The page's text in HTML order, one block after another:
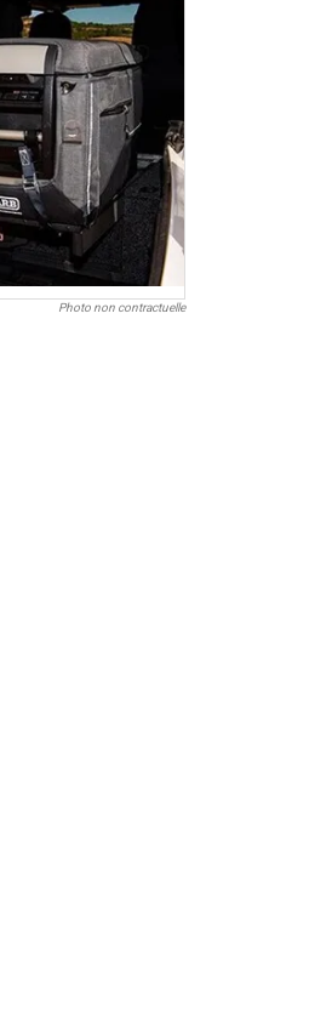
Photo non contractuelle